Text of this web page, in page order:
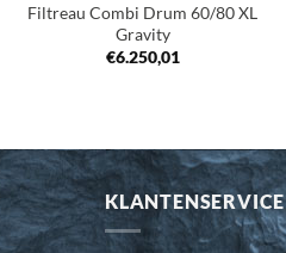
Filtreau Combi Drum 60/80 XL
Gravity
€6.250,01
KLANTENSERVICE